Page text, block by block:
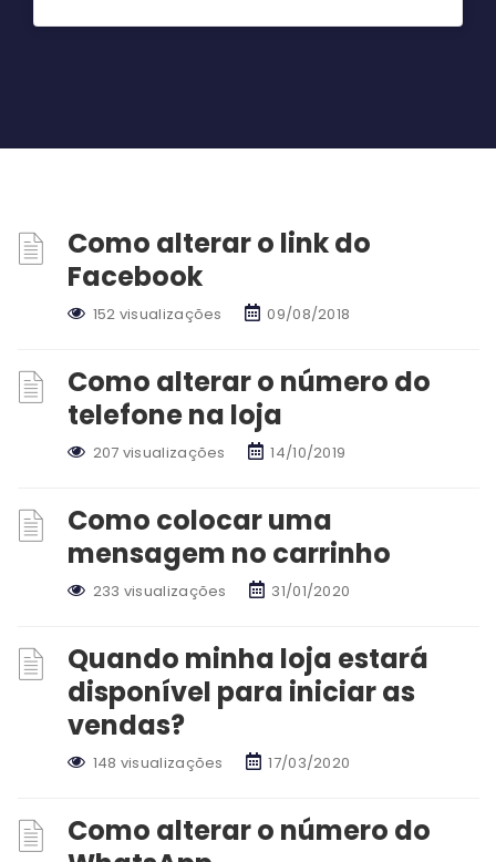
Como alterar o link do
Facebook
152 visualizações 09/08/2018
Como alterar o número do
telefone na loja
207 visualizações 14/10/2019
Como colocar uma
mensagem no carrinho
233 visualizações 31/01/2020
Quando minha loja estará
disponível para iniciar as
vendas?
148 visualizações 17/03/2020
Como alterar o número do